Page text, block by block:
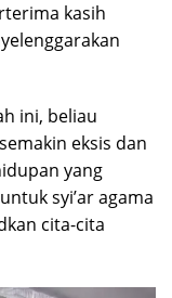
kasih
ini, beliau
eksis dan
yang
syi’ar agama
cita-cita